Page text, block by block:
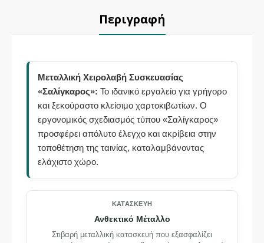
Περιγραφή
Μεταλλική Χειρολαβή Συσκευασίας
«Σαλίγκαρος»: Το ιδανικό εργαλείο για γρήγορο
και ξεκούραστο κλείσιμο χαρτοκιβωτίων. Ο
εργονομικός σχεδιασμός τύπου «Σαλίγκαρος»
προσφέρει απόλυτο έλεγχο και ακρίβεια στην
τοποθέτηση της ταινίας, καταλαμβάνοντας
ελάχιστο χώρο.
ΚΑΤΑΣΚΕΥΉ
Ανθεκτικό Μέταλλο
Στιβαρή μεταλλική κατασκευή που εξασφαλίζει